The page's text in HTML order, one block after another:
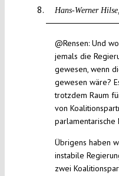
Hans-Werner Hilse
@Rensen: Und
jemals die
gewesen, wenn
gewesen wäre?
trotzdem Raum
von
parlamentarische
Übrigens haben
instabile
zwei